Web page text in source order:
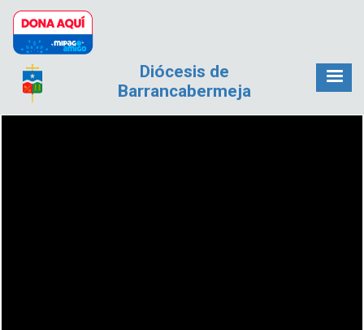
Pasar al contenido principal
Diócesis de
Barrancabermeja